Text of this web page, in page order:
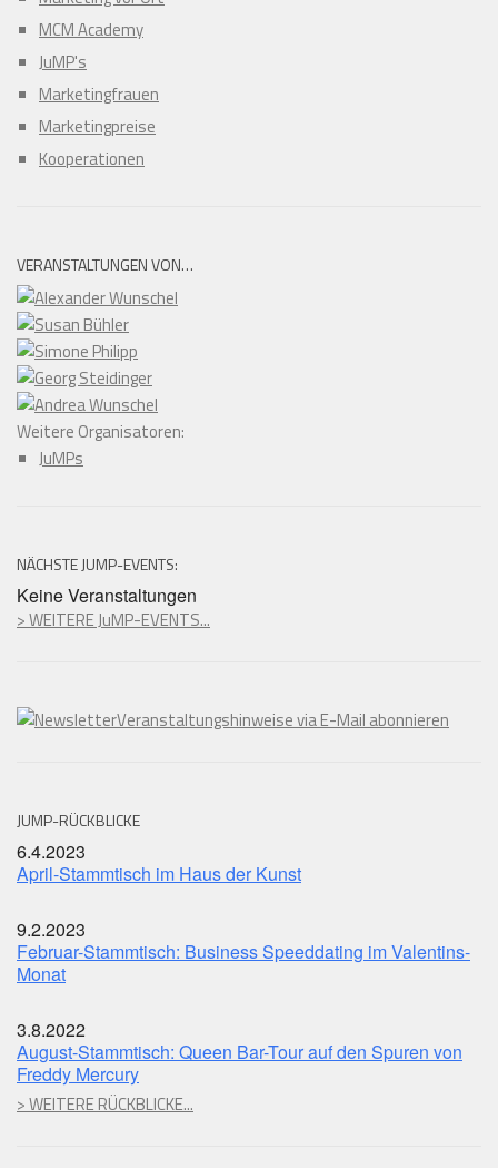
MCM Academy
JuMP's
Marketingfrauen
Marketingpreise
Kooperationen
VERANSTALTUNGEN VON…
Weitere Organisatoren:
JuMPs
NÄCHSTE JUMP-EVENTS:
Keine Veranstaltungen
> WEITERE JuMP-EVENTS...
Veranstaltungshinweise via E-Mail abonnieren
JUMP-RÜCKBLICKE
6.4.2023
April-Stammtisch im Haus der Kunst
9.2.2023
Februar-Stammtisch: Business Speeddating im Valentins-
Monat
3.8.2022
August-Stammtisch: Queen Bar-Tour auf den Spuren von
Freddy Mercury
> WEITERE RÜCKBLICKE...